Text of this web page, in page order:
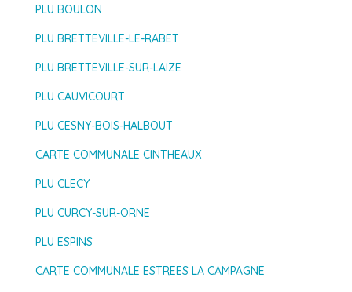
PLU BOULON
PLU BRETTEVILLE-LE-RABET
PLU BRETTEVILLE-SUR-LAIZE
PLU CAUVICOURT
PLU CESNY-BOIS-HALBOUT
CARTE COMMUNALE CINTHEAUX
PLU CLECY
PLU CURCY-SUR-ORNE
PLU ESPINS
CARTE COMMUNALE ESTREES LA CAMPAGNE